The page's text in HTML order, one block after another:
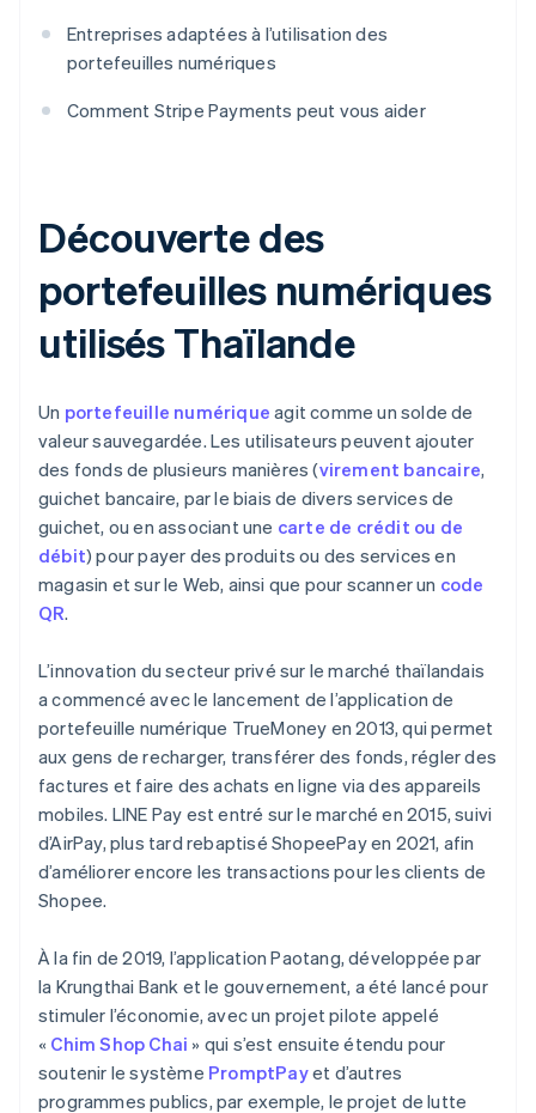
Entreprises adaptées à l’utilisation des
portefeuilles numériques
Comment Stripe Payments peut vous aider
Découverte des
portefeuilles numériques
utilisés Thaïlande
Un portefeuille numérique agit comme un solde de
valeur sauvegardée. Les utilisateurs peuvent ajouter
des fonds de plusieurs manières (virement bancaire,
guichet bancaire, par le biais de divers services de
guichet, ou en associant une carte de crédit ou de
débit) pour payer des produits ou des services en
magasin et sur le Web, ainsi que pour scanner un code
QR.
L’innovation du secteur privé sur le marché thaïlandais
a commencé avec le lancement de l’application de
portefeuille numérique TrueMoney en 2013, qui permet
aux gens de recharger, transférer des fonds, régler des
factures et faire des achats en ligne via des appareils
mobiles. LINE Pay est entré sur le marché en 2015, suivi
d’AirPay, plus tard rebaptisé ShopeePay en 2021, afin
d’améliorer encore les transactions pour les clients de
Shopee.
À la fin de 2019, l’application Paotang, développée par
la Krungthai Bank et le gouvernement, a été lancé pour
stimuler l’économie, avec un projet pilote appelé
« Chim Shop Chai » qui s’est ensuite étendu pour
soutenir le système PromptPayet d’autres
programmes publics, par exemple, le projet de lutte